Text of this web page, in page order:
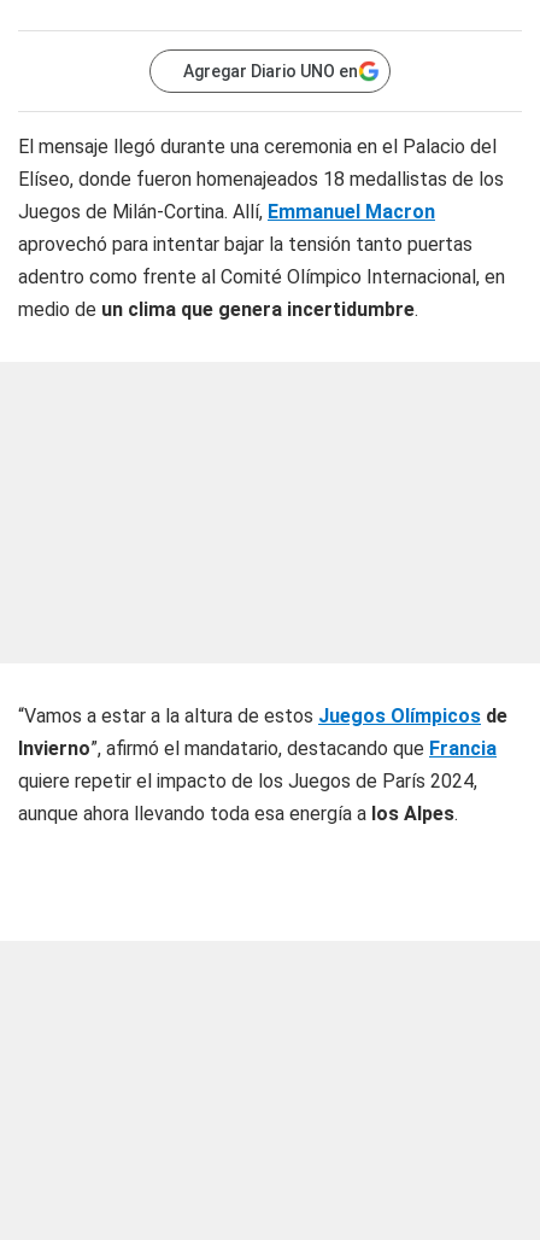
Agregar Diario UNO en
El mensaje llegó durante una ceremonia en el Palacio del
Elíseo, donde fueron homenajeados 18 medallistas de los
Juegos de Milán-Cortina. Allí, Emmanuel Macron
aprovechó para intentar bajar la tensión tanto puertas
adentro como frente al Comité Olímpico Internacional, en
medio de un clima que genera incertidumbre.
“Vamos a estar a la altura de estos Juegos Olímpicos de
Invierno”, afirmó el mandatario, destacando que Francia
quiere repetir el impacto de los Juegos de París 2024,
aunque ahora llevando toda esa energía a los Alpes.